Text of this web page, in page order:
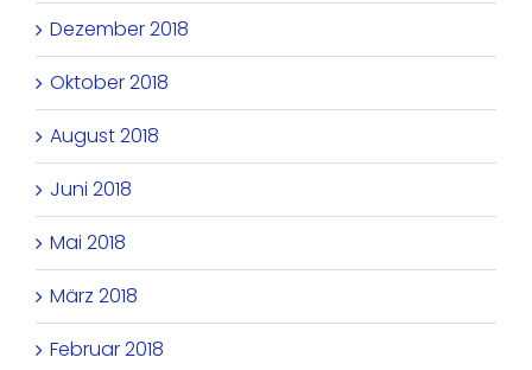
Dezember 2018
Oktober 2018
August 2018
Juni 2018
Mai 2018
März 2018
Februar 2018